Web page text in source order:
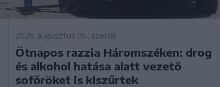
2026. augusztus 05., szerda
Ötnapos razzia Háromszéken: drog
és alkohol hatása alatt vezető
sofőröket is kiszűrtek